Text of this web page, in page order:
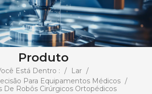
Produto
Está Dentro : / Lar /
Para Equipamentos Médicos /
De Robôs Cirúrgicos Ortopédicos